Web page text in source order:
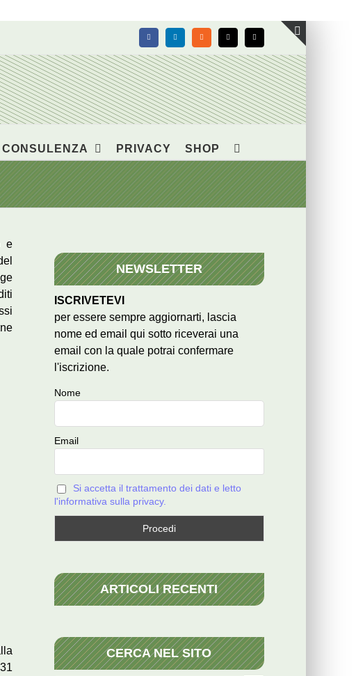
FacebookLinkedIn Rss X Email
CONSULENZA PRIVACY SHOP
e
NEWSLETTER
ISCRIVETEVI
per essere sempre aggiornarti, lascia
nome ed email qui sotto riceverai una
email con la quale potrai confermare
l'iscrizione.
Nome
Email
Si accetta il trattamento dei dati e letto
l'informativa sulla privacy.
ARTICOLI RECENTI
CERCA NEL SITO
Toggle
area
barra
scorrevole